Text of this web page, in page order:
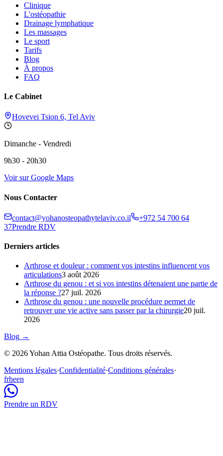
Clinique
L'ostéopathie
Drainage lymphatique
Les massages
Le sport
Tarifs
Blog
À propos
FAQ
Le Cabinet
Hovevei Tsion 6, Tel Aviv
Dimanche - Vendredi
9h30 - 20h30
Voir sur Google Maps
Nous Contacter
contact@yohanosteopathytelaviv.co.il
+972 54 700 64
37Prendre RDV
Derniers articles
Arthrose et douleur : comment vos intestins influencent vos
articulations3 août 2026
Arthrose du genou : et si vos intestins détenaient une partie de
la réponse ?27 juil. 2026
Arthrose du genou : une nouvelle procédure permet de
retrouver une vie active sans passer par la chirurgie20 juil.
2026
Blog →
© 2026 Yohan Attia Ostéopathe. Tous droits réservés.
Mentions légales·Confidentialité·Conditions générales·
frheen
Prendre un RDV